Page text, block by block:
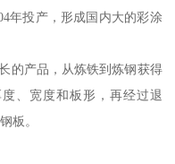
年投产，形成国内大的彩涂
产品，从炼铁到炼钢获得
、宽度和板形，再经过退
板。